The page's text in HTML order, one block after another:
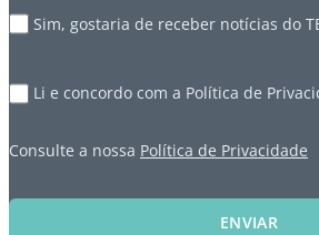
Sim, gostaria de receber notícias do
Li e concordo com a Política de
Consulte a nossa Política de Privacidade
ENVIAR